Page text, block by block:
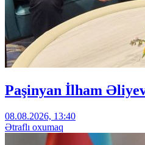
Paşinyan İlham
08.08.2026, 13:40
Ətraflı oxumaq